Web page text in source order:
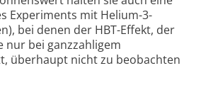
Experiments mit Helium-3-
bei denen der HBT-Effekt, der
nur bei ganzzahligem
überhaupt nicht zu beobachten